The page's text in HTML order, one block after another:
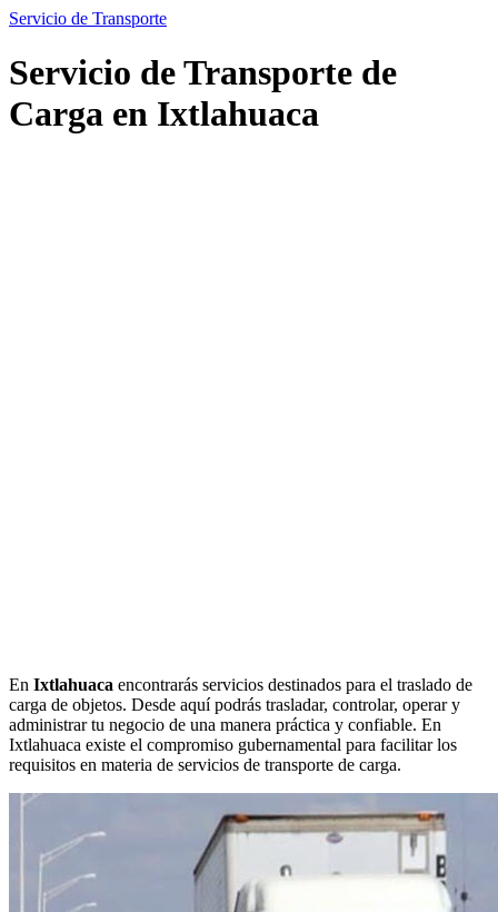
Servicio de Transporte
Servicio de Transporte de
Carga en Ixtlahuaca
En Ixtlahuaca encontrarás servicios destinados para el traslado de
carga de objetos. Desde aquí podrás trasladar, controlar, operar y
administrar tu negocio de una manera práctica y confiable. En
Ixtlahuaca existe el compromiso gubernamental para facilitar los
requisitos en materia de servicios de transporte de carga.